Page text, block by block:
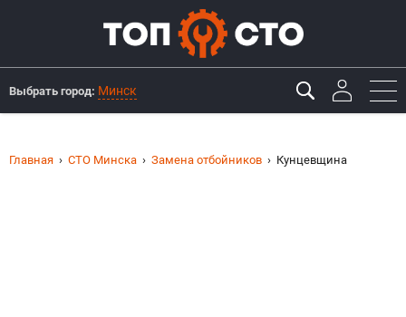
Выбрать город: Минск
Главная СТО Минска Замена отбойников Кунцевщина